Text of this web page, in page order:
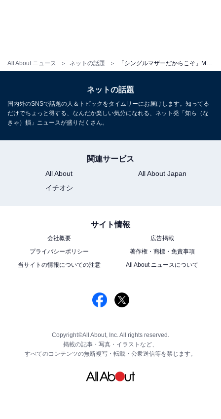
All About ニュース ネットの話題
ネットの話題
国内外のSNSで話題の人＆トピックをタイムリーにお届けします。知ってる
だけでちょっと得する、なんだか楽しい気分になれる、ネット発「知ら（な
きゃ）損」ニュースが盛りだくさん。
関連サービス
All About
All About Japan
イチオシ
サイト情報
会社概要
広告掲載
プライバシーポリシー
著作権・商標・免責事項
当サイトの情報についての注意
All About ニュースについて
Copyright©All About, Inc. All rights reserved.
掲載の記事・写真・イラストなど、
すべてのコンテンツの無断複写・転載・公衆送信等を禁じます。